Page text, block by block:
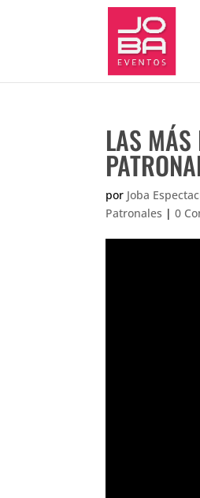
LAS MÁS
por Joba
Patronales |0